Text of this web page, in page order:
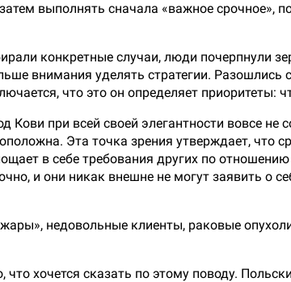
выполнять сначала «важное срочное»,
конкретные случаи, люди почерпнули
внимания уделять стратегии. Разошлись
что это он определяет приоритеты:
Кови при всей своей элегантности вовсе
Эта точка зрения утверждает, что
в себе требования других по
и они никак внешне не могут заявить о
недовольные клиенты, раковые
хочется сказать по этому поводу.